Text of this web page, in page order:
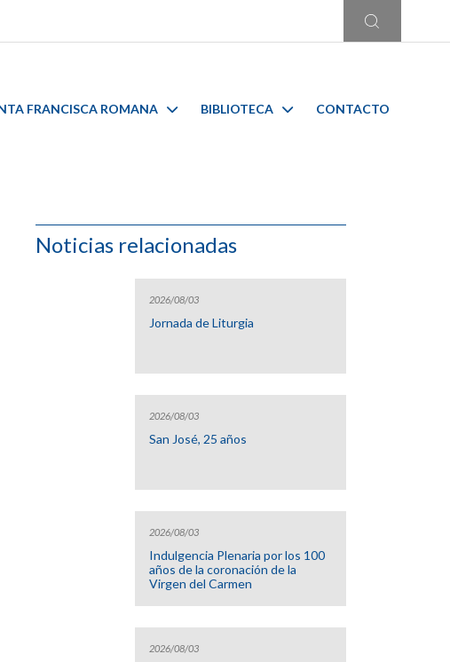
FRANCISCA ROMANA BIBLIOTECA CONTACTO
Noticias relacionadas
2026/08/03
Jornada de Liturgia
2026/08/03
San José, 25 años
2026/08/03
Indulgencia Plenaria por los 100
años de la coronación de la
Virgen del Carmen
2026/08/03